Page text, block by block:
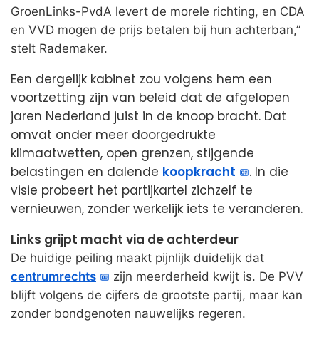
GroenLinks-PvdA levert de morele richting, en CDA
en VVD mogen de prijs betalen bij hun achterban,”
stelt Rademaker.
Een dergelijk kabinet zou volgens hem een
voortzetting zijn van beleid dat de afgelopen
jaren Nederland juist in de knoop bracht. Dat
omvat onder meer doorgedrukte
klimaatwetten, open grenzen, stijgende
belastingen en dalende koopkracht
. In die
visie probeert het partijkartel zichzelf te
vernieuwen, zonder werkelijk iets te veranderen.
Links grijpt macht via de achterdeur
De huidige peiling maakt pijnlijk duidelijk dat
centrumrechts
zijn meerderheid kwijt is. De PVV
blijft volgens de cijfers de grootste partij, maar kan
zonder bondgenoten nauwelijks regeren.